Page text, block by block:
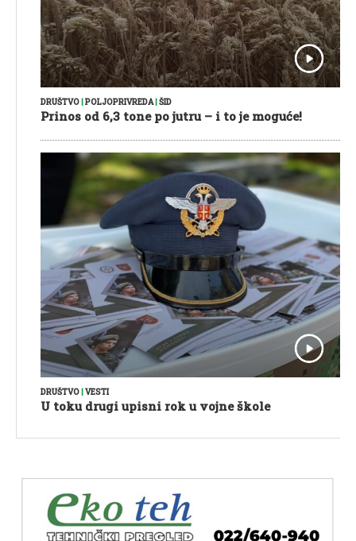
DRUŠTVO|POLJOPRIVREDA|ŠID
Prinos od 6,3 tone po jutru – i to je moguće!
DRUŠTVO|VESTI
U toku drugi upisni rok u vojne škole